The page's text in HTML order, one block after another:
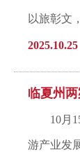
以旅彰文
2025.10.25
临夏州
10月
游产业发